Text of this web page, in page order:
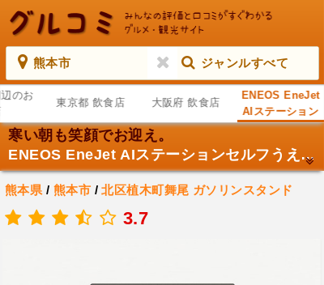
熊本市 ジャンルすべて
のお
東京都 飲食店 大阪府 飲食店
ENEOS EneJet
AIステーション
セルフうえき／
寒い朝も笑顔でお迎え。
ENEOS EneJet AIステーションセルフうえき／相光石油（株）
熊本県 / 熊本市 /北区植木町舞尾 ガソリンスタンド
3.7